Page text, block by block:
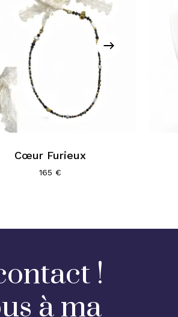
Cœur Furieux
165 €
!
à ma